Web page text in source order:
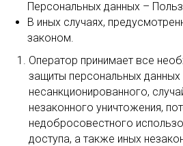
Персональных данных –
В иных случаях,
законом.
Оператор принимает все
защиты персональных данных
несанкционированного,
незаконного уничтожения,
недобросовестного
доступа, а также иных